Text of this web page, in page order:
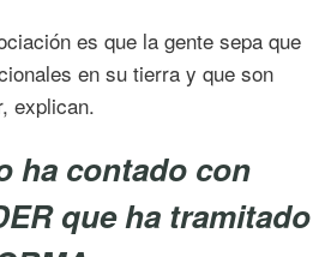
es que la gente sepa que
en su tierra y que son
explican.
ha contado con
que ha tramitado